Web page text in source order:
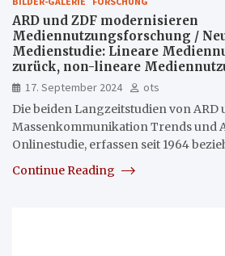
ARD und ZDF modernisieren
Mediennutzungsforschung /
Medienstudie: Lineare
zurück, non-lineare
17. September 2024
ots
Die beiden Langzeitstudien von ARD
Massenkommunikation Trends und
Onlinestudie, erfassen seit 1964
Continue Reading